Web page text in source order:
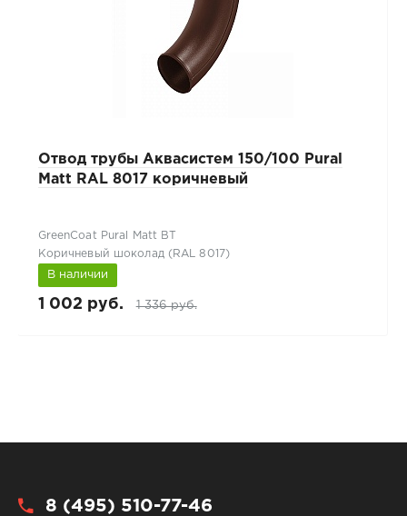
Отвод трубы Аквасистем 150/100 Pural
Matt RAL 8017 коричневый
GreenCoat Pural Matt BT
Коричневый шоколад (RAL 8017)
В наличии
1 002 руб. 1 336 руб.
8 (495) 510-77-46